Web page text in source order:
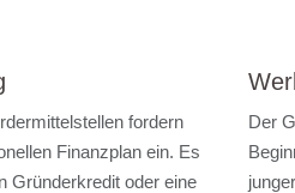
fordern
Finanzplan ein. Es
Gründerkredit oder eine
Der